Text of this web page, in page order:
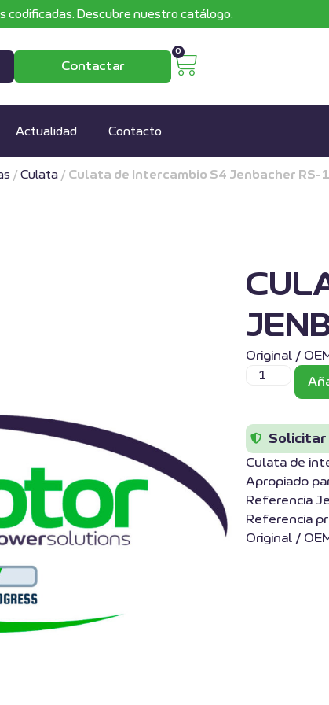
Descubre nuestro catálogo.
Contactar
0
Actualidad Contacto
/ Culata / Culata de Intercambio S4 Jenbacher RS-
Original /
Solicitar
Culata de
Apropiado
Referencia
Referencia
Original /